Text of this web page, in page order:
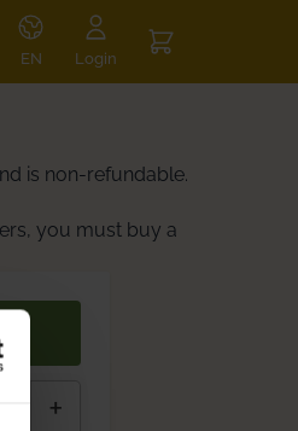
EN
Login
is non-refundable.
you must buy a
+